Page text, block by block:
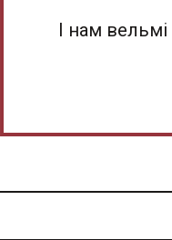
І нам